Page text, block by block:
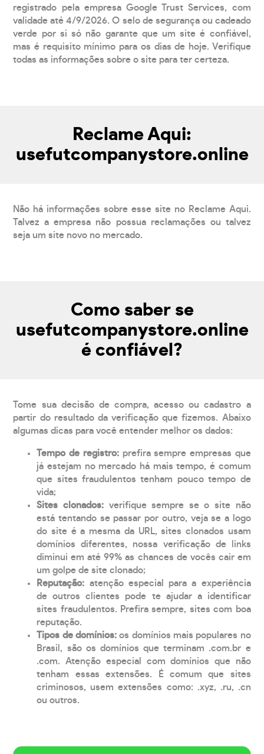
registrado pela empresa Google Trust Services, com
validade até 4/9/2026. O selo de segurança ou cadeado
verde por si só não garante que um site é confiável,
mas é requisito mínimo para os dias de hoje. Verifique
todas as informações sobre o site para ter certeza.
Reclame Aqui:
usefutcompanystore.online
Não há informações sobre esse site no Reclame Aqui.
Talvez a empresa não possua reclamações ou talvez
seja um site novo no mercado.
Como saber se
usefutcompanystore.online
é confiável?
Tome sua decisão de compra, acesso ou cadastro a
partir do resultado da verificação que fizemos. Abaixo
algumas dicas para você entender melhor os dados:
Tempo de registro: prefira sempre empresas que
já estejam no mercado há mais tempo, é comum
que sites fraudulentos tenham pouco tempo de
vida;
Sites clonados: verifique sempre se o site não
está tentando se passar por outro, veja se a logo
do site é a mesma da URL, sites clonados usam
domínios diferentes, nossa verificação de links
diminui em até 99% as chances de vocês cair em
um golpe de site clonado;
Reputação: atenção especial para a experiência
de outros clientes pode te ajudar a identificar
sites fraudulentos. Prefira sempre, sites com boa
reputação.
Tipos de domínios:os domínios mais populares no
Brasil, são os domínios que terminam .com.br e
.com. Atenção especial com domínios que não
tenham essas extensões. É comum que sites
criminosos, usem extensões como: .xyz, .ru, .cn
ou outros.